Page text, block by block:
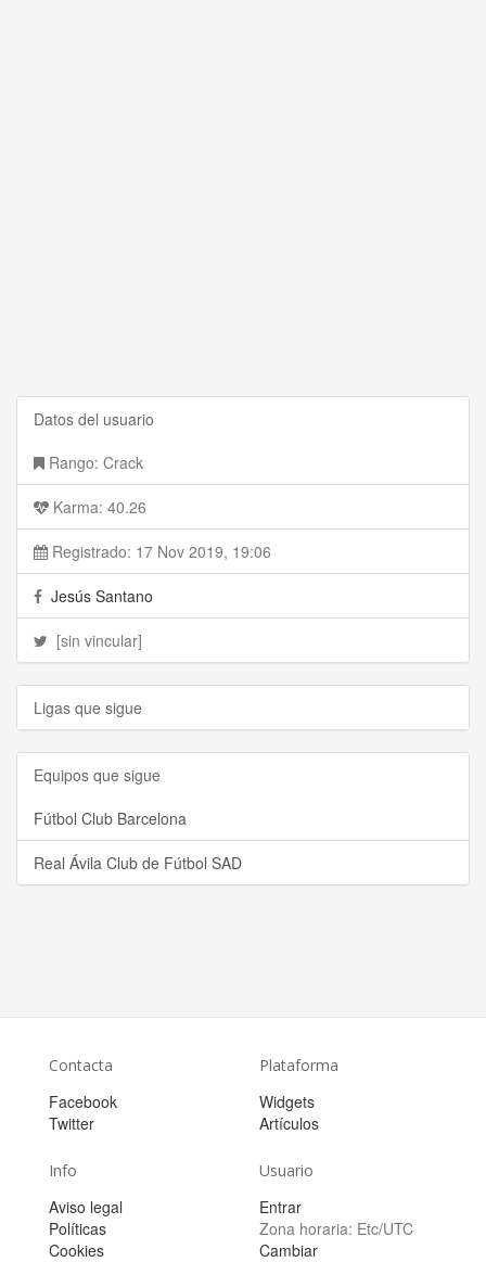
Datos del usuario
Rango: Crack
Karma: 40.26
Registrado: 17 Nov 2019, 19:06
Jesús Santano
[sin vincular]
Ligas que sigue
Equipos que sigue
Fútbol Club Barcelona
Real Ávila Club de Fútbol SAD
Contacta
Facebook
Twitter
Plataforma
Widgets
Artículos
Info
Aviso legal
Políticas
Cookies
Usuario
Entrar
Zona horaria: Etc/UTC
Cambiar